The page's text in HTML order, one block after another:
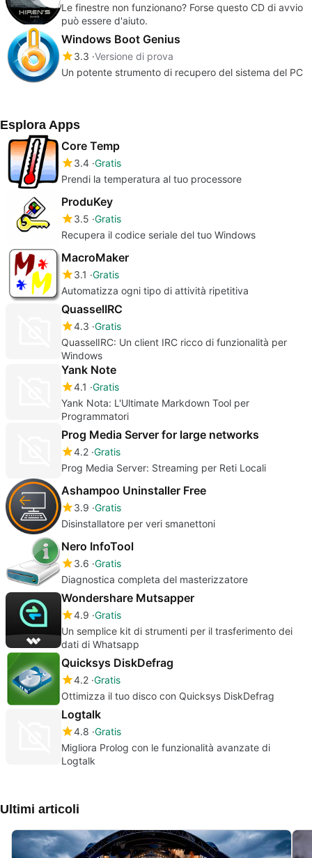
Le finestre non funzionano? Forse questo CD di avvio
può essere d'aiuto.
Windows Boot Genius
3.3 Versione di prova
Un potente strumento di recupero del sistema del PC
Esplora Apps
Core Temp
3.4 Gratis
Prendi la temperatura al tuo processore
ProduKey
3.5 Gratis
Recupera il codice seriale del tuo Windows
MacroMaker
3.1 Gratis
Automatizza ogni tipo di attività ripetitiva
QuasselIRC
4.3 Gratis
QuasselIRC: Un client IRC ricco di funzionalità per
Windows
Yank Note
4.1 Gratis
Yank Nota: L'Ultimate Markdown Tool per
Programmatori
Prog Media Server for large networks
4.2 Gratis
Prog Media Server: Streaming per Reti Locali
Ashampoo Uninstaller Free
3.9 Gratis
Disinstallatore per veri smanettoni
Nero InfoTool
3.6 Gratis
Diagnostica completa del masterizzatore
Wondershare Mutsapper
4.9 Gratis
Un semplice kit di strumenti per il trasferimento dei
dati di Whatsapp
Quicksys DiskDefrag
4.2 Gratis
Ottimizza il tuo disco con Quicksys DiskDefrag
Logtalk
4.8 Gratis
Migliora Prolog con le funzionalità avanzate di
Logtalk
Ultimi articoli